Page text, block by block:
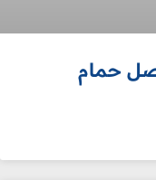
حمام